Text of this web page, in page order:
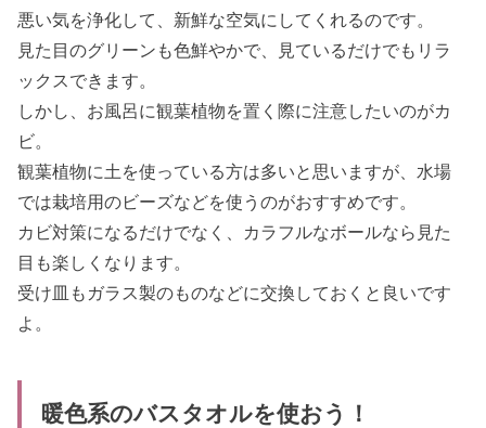
悪い気を浄化して、新鮮な空気にしてくれるのです。
見た目のグリーンも色鮮やかで、見ているだけでもリラ
ックスできます。
しかし、お風呂に観葉植物を置く際に注意したいのがカ
ビ。
観葉植物に土を使っている方は多いと思いますが、水場
では栽培用のビーズなどを使うのがおすすめです。
カビ対策になるだけでなく、カラフルなボールなら見た
目も楽しくなります。
受け皿もガラス製のものなどに交換しておくと良いです
よ。
暖色系のバスタオルを使おう！